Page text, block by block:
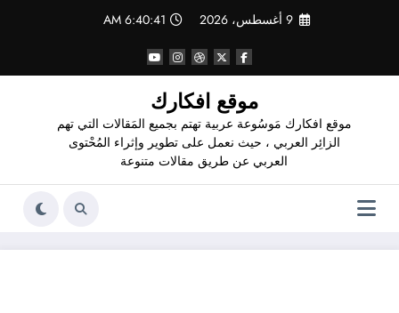
9 أغسطس، 2026 6:40:42 AM
موقع افكارك
موقع افكارك مَوسُوعة عربية تهتم بجميع المَقالات التي تهم
الزائِر العربي ، حيث نعمل على تطوير وإثراء المُحْتوى
العربي عن طريق مقالات متنوعة